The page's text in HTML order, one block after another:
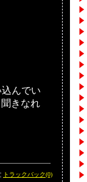
んでい
きなれ
¦ トラックバック(0)